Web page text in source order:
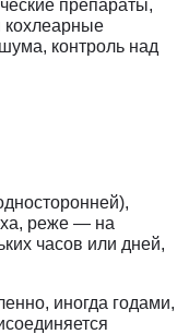
препараты,
контроль над
реже — на
часов или дней,
иногда годами,